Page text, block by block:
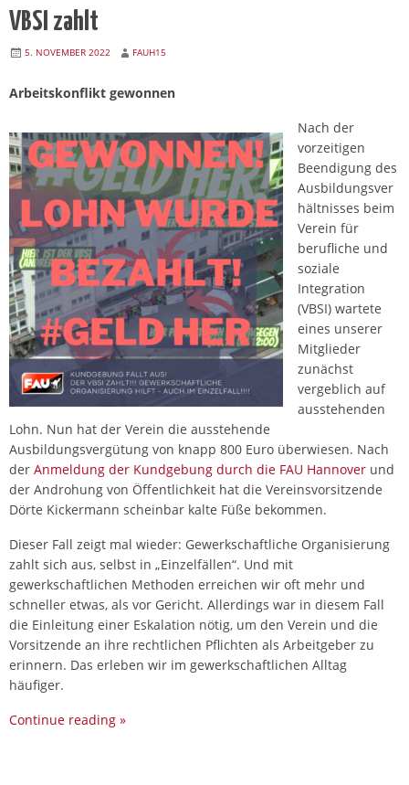
VBSI zahlt
5. NOVEMBER 2022 FAUH15
Arbeitskonflikt gewonnen
Nach der
vorzeitigen
Beendigung des
Ausbildungsver
hältnisses beim
Verein für
berufliche und
soziale
Integration
(VBSI) wartete
eines unserer
Mitglieder
zunächst
vergeblich auf
ausstehenden
Lohn. Nun hat der Verein die ausstehende
Ausbildungsvergütung von knapp 800 Euro überwiesen. Nach
der Anmeldung der Kundgebung durch die FAU Hannover und
der Androhung von Öffentlichkeit hat die Vereinsvorsitzende
Dörte Kickermann scheinbar kalte Füße bekommen.
Dieser Fall zeigt mal wieder: Gewerkschaftliche Organisierung
zahlt sich aus, selbst in „Einzelfällen“. Und mit
gewerkschaftlichen Methoden erreichen wir oft mehr und
schneller etwas, als vor Gericht. Allerdings war in diesem Fall
die Einleitung einer Eskalation nötig, um den Verein und die
Vorsitzende an ihre rechtlichen Pflichten als Arbeitgeber zu
erinnern. Das erleben wir im gewerkschaftlichen Alltag
häufiger.
Continue reading »